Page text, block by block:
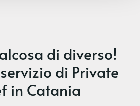
di diverso!
di Private
in Catania